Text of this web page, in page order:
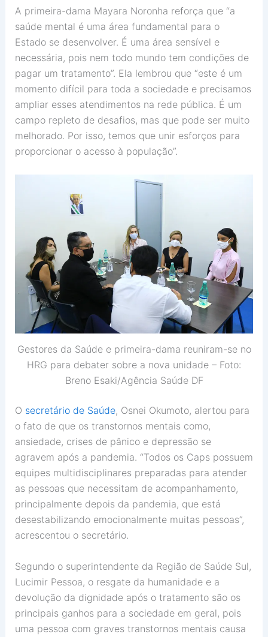
A primeira-dama Mayara Noronha reforça que “a
saúde mental é uma área fundamental para o
Estado se desenvolver. É uma área sensível e
necessária, pois nem todo mundo tem condições de
pagar um tratamento”. Ela lembrou que “este é um
momento difícil para toda a sociedade e precisamos
ampliar esses atendimentos na rede pública. É um
campo repleto de desafios, mas que pode ser muito
melhorado. Por isso, temos que unir esforços para
proporcionar o acesso à população”.
Gestores da Saúde e primeira-dama reuniram-se no
HRG para debater sobre a nova unidade – Foto:
Breno Esaki/Agência Saúde DF
O secretário de Saúde, Osnei Okumoto, alertou para
o fato de que os transtornos mentais como,
ansiedade, crises de pânico e depressão se
agravem após a pandemia. “Todos os Caps possuem
equipes multidisciplinares preparadas para atender
as pessoas que necessitam de acompanhamento,
principalmente depois da pandemia, que está
desestabilizando emocionalmente muitas pessoas”,
acrescentou o secretário.
Segundo o superintendente da Região de Saúde Sul,
Lucimir Pessoa, o resgate da humanidade e a
devolução da dignidade após o tratamento são os
principais ganhos para a sociedade em geral, pois
uma pessoa com graves transtornos mentais causa